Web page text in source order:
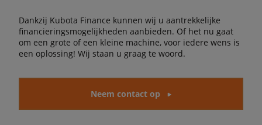
Dankzij Kubota Finance kunnen wij u aantrekkelijke
financieringsmogelijkheden aanbieden. Of het nu gaat
om een grote of een kleine machine, voor iedere wens is
een oplossing! Wij staan u graag te woord.
Neem contact op